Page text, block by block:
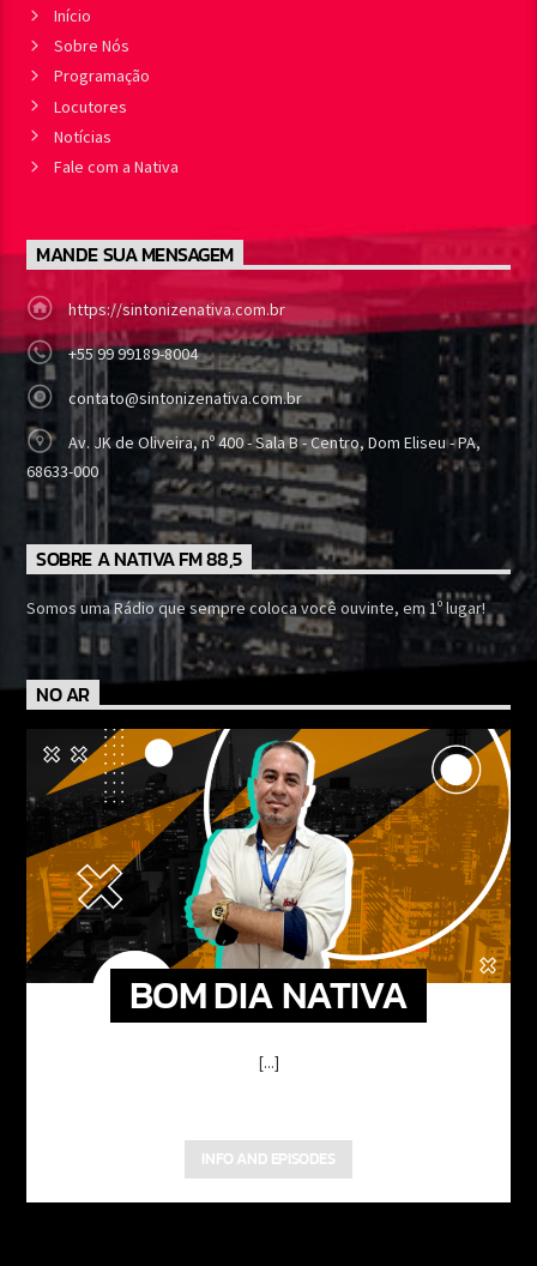
Início
Sobre Nós
Programação
Locutores
Notícias
Fale com a Nativa
MANDE SUA MENSAGEM
https://sintonizenativa.com.br
+55 99 99189-8004
contato@sintonizenativa.com.br
Av. JK de Oliveira, nº 400 - Sala B - Centro, Dom Eliseu - PA,
68633-000
SOBRE A NATIVA FM 88,5
Somos uma Rádio que sempre coloca você ouvinte, em 1º lugar!
NO AR
BOM DIA NATIVA
[...]
INFO AND EPISODES